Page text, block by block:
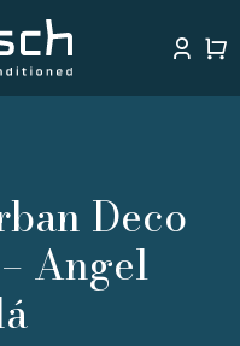
Deco
Angel